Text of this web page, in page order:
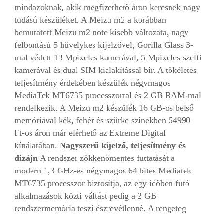
mindazoknak, akik megfizethető áron keresnek nagy
tudású készüléket. A Meizu m2 a korábban
bemutatott Meizu m2 note kisebb változata, nagy
felbontású 5 hüvelykes kijelzővel, Gorilla Glass 3-
mal védett 13 Mpixeles kamerával, 5 Mpixeles szelfi
kamerával és dual SIM kialakítással bír. A tökéletes
teljesítmény érdekében készülék négymagos
MediaTek MT6735 processzorral és 2 GB RAM-mal
rendelkezik. A Meizu m2 készülék 16 GB-os belső
memóriával kék, fehér és szürke színekben 54990
Ft-os áron már elérhető az Extreme Digital
kínálatában. Nagyszerű kijelző, teljesítmény és
dizájn A rendszer zökkenőmentes futtatását a
modern 1,3 GHz-es négymagos 64 bites Mediatek
MT6735 processzor biztosítja, az egy időben futó
alkalmazások közti váltást pedig a 2 GB
rendszermemória teszi észrevétlenné. A rengeteg